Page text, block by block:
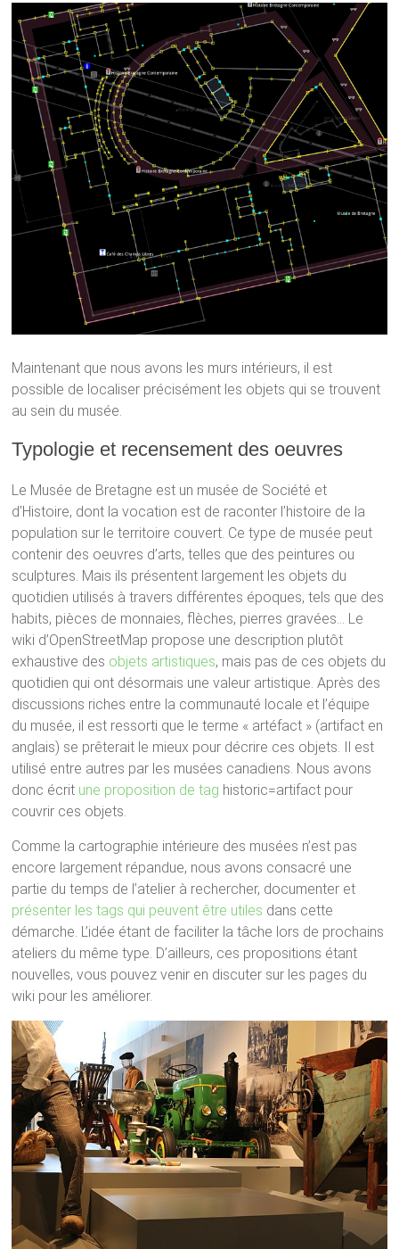
Maintenant que nous avons les murs intérieurs, il est
possible de localiser précisément les objets qui se trouvent
au sein du musée.
Typologie et recensement des oeuvres
Le Musée de Bretagne est un musée de Société et
d’Histoire, dont la vocation est de raconter l’histoire de la
population sur le territoire couvert. Ce type de musée peut
contenir des oeuvres d’arts, telles que des peintures ou
sculptures. Mais ils présentent largement les objets du
quotidien utilisés à travers différentes époques, tels que des
habits, pièces de monnaies, flèches, pierres gravées… Le
wiki d’OpenStreetMap propose une description plutôt
exhaustive des objets artistiques, mais pas de ces objets du
quotidien qui ont désormais une valeur artistique. Après des
discussions riches entre la communauté locale et l’équipe
du musée, il est ressorti que le terme « artéfact » (artifact en
anglais) se prêterait le mieux pour décrire ces objets. Il est
utilisé entre autres par les musées canadiens. Nous avons
donc écrit une proposition de tag historic=artifact pour
couvrir ces objets.
Comme la cartographie intérieure des musées n’est pas
encore largement répandue, nous avons consacré une
partie du temps de l’atelier à rechercher, documenter et
présenter les tags qui peuvent être utiles dans cette
démarche. L’idée étant de faciliter la tâche lors de prochains
ateliers du même type. D’ailleurs, ces propositions étant
nouvelles, vous pouvez venir en discuter sur les pages du
wiki pour les améliorer.